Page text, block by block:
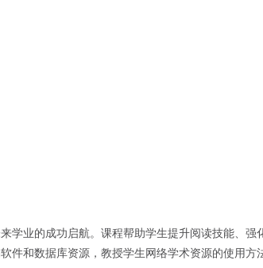
学业的成功启航。课程帮助学生提升阅读技能、强
件和数据库资源，教授学生网络学术资源的使用方